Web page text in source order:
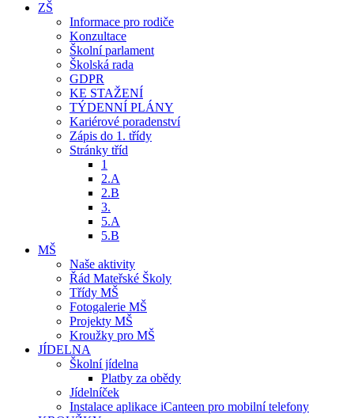
ZŠ
Informace pro rodiče
Konzultace
Školní parlament
Školská rada
GDPR
KE STAŽENÍ
TÝDENNÍ PLÁNY
Kariérové poradenství
Zápis do 1. třídy
Stránky tříd
1
2.A
2.B
3.
5.A
5.B
MŠ
Naše aktivity
Řád Mateřské Školy
Třídy MŠ
Fotogalerie MŠ
Projekty MŠ
Kroužky pro MŠ
JÍDELNA
Školní jídelna
Platby za obědy
Jídelníček
Instalace aplikace iCanteen pro mobilní telefony